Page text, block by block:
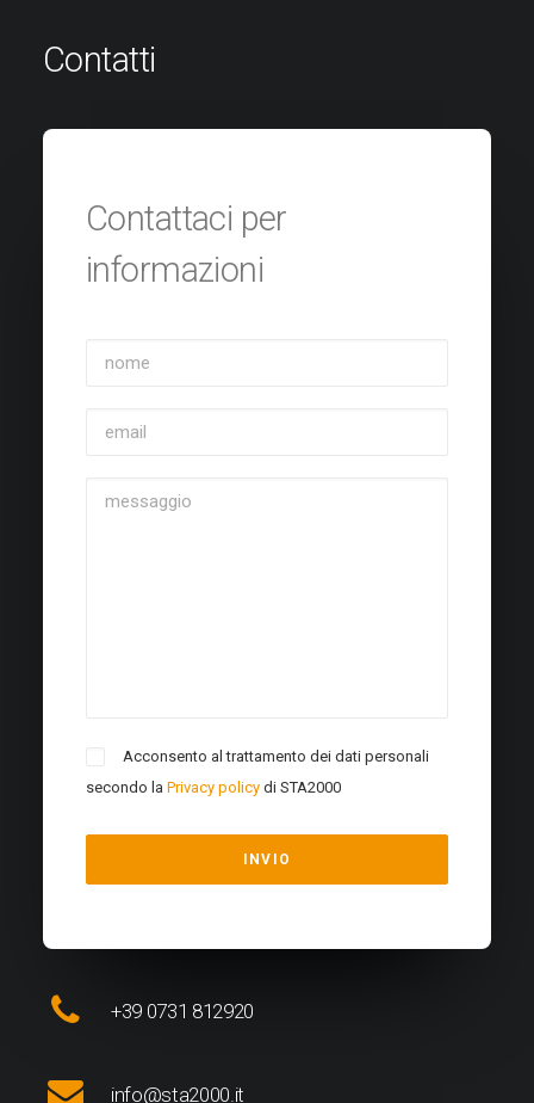
Contatti
Contattaci per
informazioni
Acconsento al trattamento dei dati personali
secondo la Privacy policy di STA2000
+39 0731 812920
info@sta2000.it